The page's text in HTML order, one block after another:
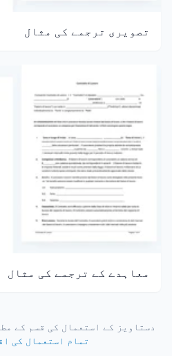
تصویری ترجمے کی مثال
معاہدے کے ترجمے کی مثال
دستاویز کے استعمال کی قسم کے
تمام استعمال کی